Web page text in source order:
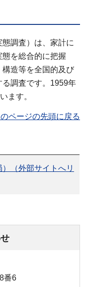
調査）は、家計に
を総合的に把握
構造等を全国的及び
調査です。1959年
ます。
ページの先頭に戻る
（外部サイトへリ
番6